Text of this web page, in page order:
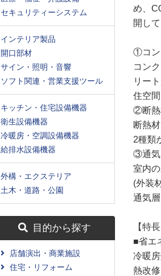
セキュリティーシステム
インテリア製品
開口部材
サイン・照明・音響
ソフト関連・営業支援ツール
キッチン・住宅設備機器
衛生設備機器
冷暖房・空調設備機器
給排水設備機器
外構・エクステリア
土木・道路・公園
目的から探す
店舗演出・商業施設
住宅・リフォーム
め、
開し
①コン
コン
リー
住空
②断熱
断熱
2種類
③通気
室内
(外装
通気
【特
■省エ
冷暖
熱改